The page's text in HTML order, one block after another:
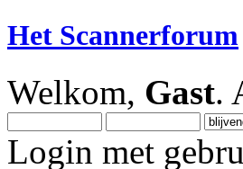
Het Scannerforum
Welkom, Gast.
Login met